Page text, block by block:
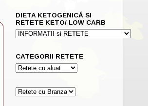
DIETA KETOGENICĂ SI
RETETE KETO/ LOW CARB
CATEGORII RETETE